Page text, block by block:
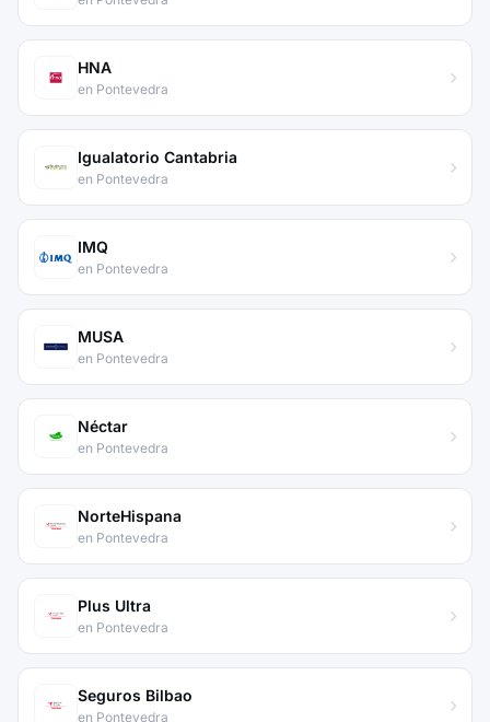
HNA
en Pontevedra
Igualatorio Cantabria
en Pontevedra
IMQ
en Pontevedra
MUSA
en Pontevedra
Néctar
en Pontevedra
NorteHispana
en Pontevedra
Plus Ultra
en Pontevedra
Seguros Bilbao
en Pontevedra